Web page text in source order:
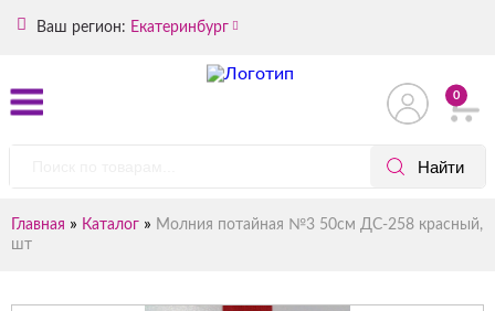
Ваш регион: Екатеринбург
0
Главная » Каталог » Молния потайная №3 50см ДС-258 красный,
шт